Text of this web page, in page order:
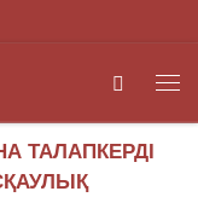
Search
ТАЛАПКЕРДІ